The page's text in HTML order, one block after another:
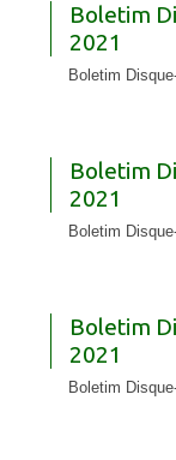
Boletim
2021
Boletim
Boletim
2021
Boletim
Boletim
2021
Boletim